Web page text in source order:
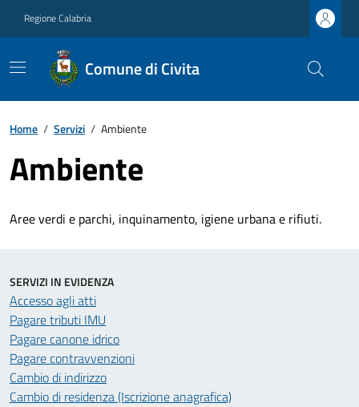
Regione Calabria
Comune di Civita
Home / Servizi / Ambiente
Ambiente
Aree verdi e parchi, inquinamento, igiene urbana e rifiuti.
SERVIZI IN EVIDENZA
Accesso agli atti
Pagare tributi IMU
Pagare canone idrico
Pagare contravvenzioni
Cambio di indirizzo
Cambio di residenza (Iscrizione anagrafica)